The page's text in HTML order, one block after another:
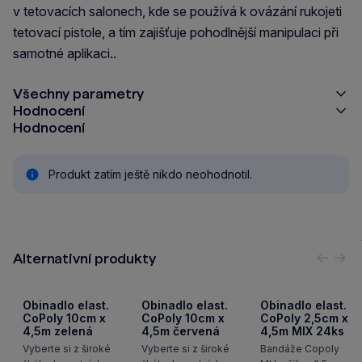
v tetovacích salonech, kde se používá k ovázání rukojeti
tetovací pistole, a tím zajišťuje pohodlnější manipulaci při
samotné aplikaci..
Všechny parametry
Hodnocení
Hodnocení
Produkt zatím ještě nikdo neohodnotil.
Alternativní produkty
Obinadlo elast.
CoPoly 10cm x
4,5m zelená
Vyberte si z široké
Obinadlo elast.
CoPoly 10cm x
4,5m červená
Vyberte si z široké
Obinadlo elast.
CoPoly 2,5cm x
4,5m MIX 24ks
Bandáže Copoly